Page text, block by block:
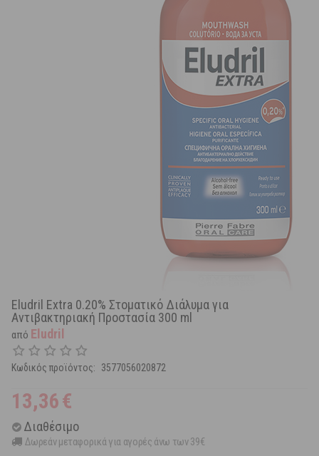
Eludril Extra 0.20% Στοματικό Διάλυμα για
Αντιβακτηριακή Προστασία 300 ml
από Eludril
Κωδικός προϊόντος: 3577056020872
13,36€
Διαθέσιμο
Δωρεάν μεταφορικά για αγορές άνω των 39€